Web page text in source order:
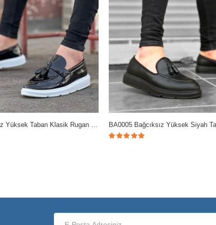
BA0005 Bağcıksız Yüksek Taban Klasik Rugan Kemerli Püsküllü Corcik Erkek Ayakkabı